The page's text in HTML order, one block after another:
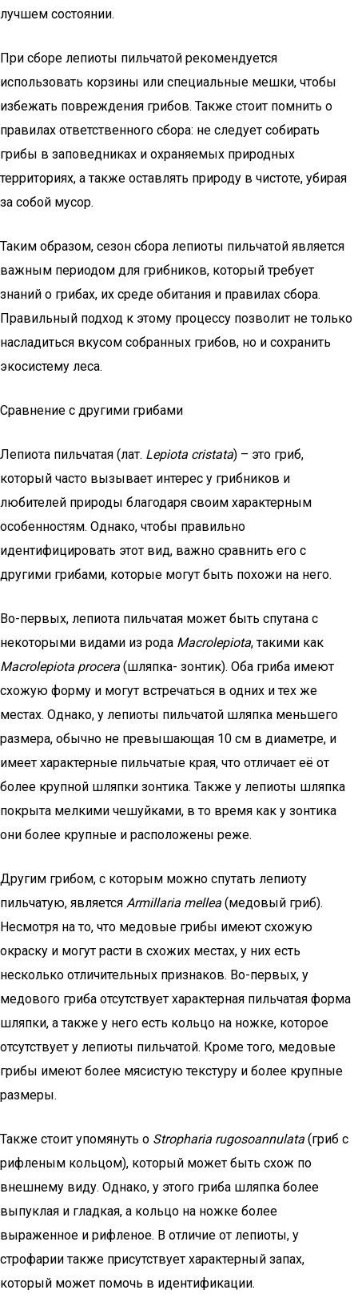
лучшем состоянии.
При сборе лепиоты пильчатой рекомендуется
использовать корзины или специальные мешки, чтобы
избежать повреждения грибов. Также стоит помнить о
правилах ответственного сбора: не следует собирать
грибы в заповедниках и охраняемых природных
территориях, а также оставлять природу в чистоте, убирая
за собой мусор.
Таким образом, сезон сбора лепиоты пильчатой является
важным периодом для грибников, который требует
знаний о грибах, их среде обитания и правилах сбора.
Правильный подход к этому процессу позволит не только
насладиться вкусом собранных грибов, но и сохранить
экосистему леса.
Сравнение с другими грибами
Лепиота пильчатая (лат. Lepiota cristata) – это гриб,
который часто вызывает интерес у грибников и
любителей природы благодаря своим характерным
особенностям. Однако, чтобы правильно
идентифицировать этот вид, важно сравнить его с
другими грибами, которые могут быть похожи на него.
Во-первых, лепиота пильчатая может быть спутана с
некоторыми видами из рода Macrolepiota, такими как
Macrolepiota procera (шляпка- зонтик). Оба гриба имеют
схожую форму и могут встречаться в одних и тех же
местах. Однако, у лепиоты пильчатой шляпка меньшего
размера, обычно не превышающая 10 см в диаметре, и
имеет характерные пильчатые края, что отличает её от
более крупной шляпки зонтика. Также у лепиоты шляпка
покрыта мелкими чешуйками, в то время как у зонтика
они более крупные и расположены реже.
Другим грибом, с которым можно спутать лепиоту
пильчатую, является Armillaria mellea (медовый гриб).
Несмотря на то, что медовые грибы имеют схожую
окраску и могут расти в схожих местах, у них есть
несколько отличительных признаков. Во-первых, у
медового гриба отсутствует характерная пильчатая форма
шляпки, а также у него есть кольцо на ножке, которое
отсутствует у лепиоты пильчатой. Кроме того, медовые
грибы имеют более мясистую текстуру и более крупные
размеры.
Также стоит упомянуть о Stropharia rugosoannulata (гриб с
рифленым кольцом), который может быть схож по
внешнему виду. Однако, у этого гриба шляпка более
выпуклая и гладкая, а кольцо на ножке более
выраженное и рифленое. В отличие от лепиоты, у
строфарии также присутствует характерный запах,
который может помочь в идентификации.